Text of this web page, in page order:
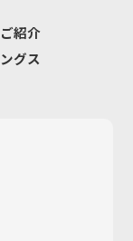
紹介
グス